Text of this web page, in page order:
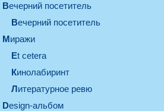
вечерний посетитель
вечерний посетитель
миражи
et cetera
кинолабиринт
литературное ревю
design-альбом